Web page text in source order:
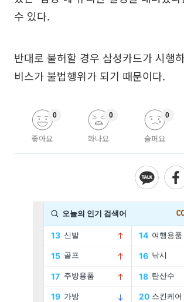
수 있다.
반대로 불허할 경우 삼성카드가 시행
비스가 불법행위가 되기 때문이다.
좋아요
0
화나요
0
슬퍼요
0